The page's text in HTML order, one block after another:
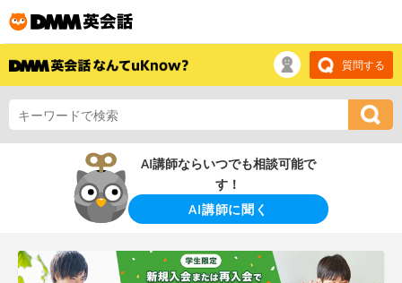
質問する
AI講師ならいつでも相談可能で
す！
AI講師に聞く